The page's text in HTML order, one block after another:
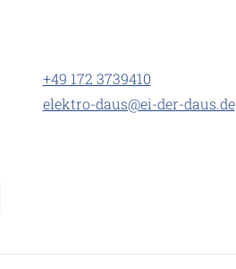
+49 172 3739410
elektro-daus@ei-der-daus.de